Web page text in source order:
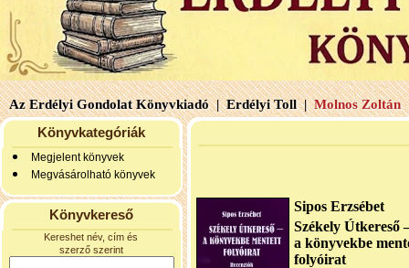
Az Erdélyi Gondolat Könyvkiadó | Erdélyi Toll | Molnos Zoltán
Könyvkategóriák
Megjelent könyvek
Megvásárolható könyvek
Könyvkereső
Kereshet név, cím és
szerző szerint
Sipos Erzsébet
Székely Útkereső
a könyvekbe
folyóirat